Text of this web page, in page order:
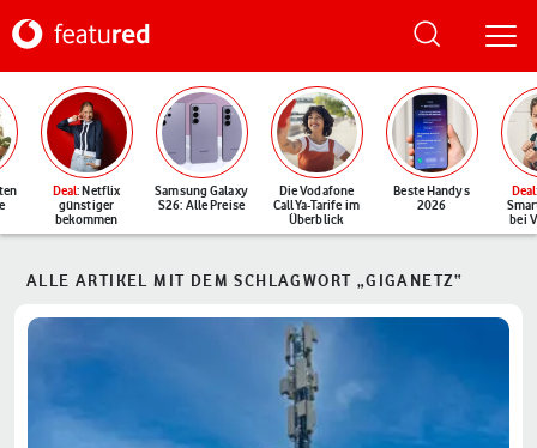
Deal: Netflix
günstiger
bekommen
Samsung Galaxy
S26: Alle Preise
Die Vodafone
CallYa-Tarife im
Überblick
Beste Handys
2026
Deal
bei
ALLE ARTIKEL MIT DEM SCHLAGWORT „GIGANETZ“